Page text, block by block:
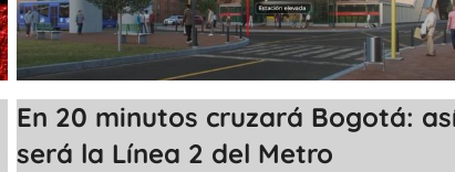
En 20 minutos cruzará Bogotá:
será la Línea 2 del Metro